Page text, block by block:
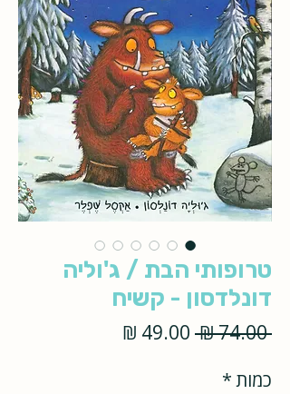
טרופותי הבת / ג'וליה
דונלדסון - קשיח
‏74.00 ‏₪
מחיר
כמות*